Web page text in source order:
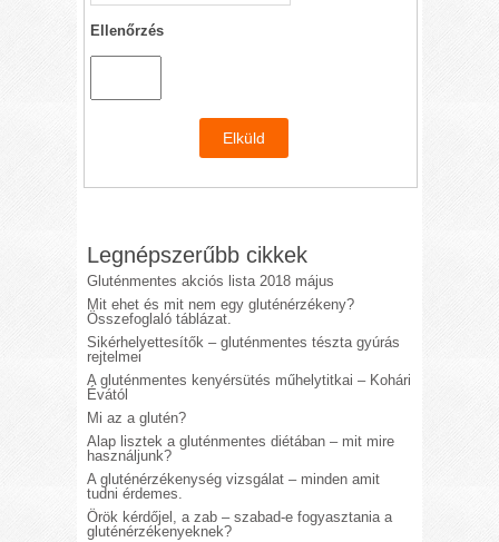
Ellenőrzés
Legnépszerűbb cikkek
Gluténmentes akciós lista 2018 május
Mit ehet és mit nem egy gluténérzékeny?
Összefoglaló táblázat.
Sikérhelyettesítők – gluténmentes tészta gyúrás
rejtelmei
A gluténmentes kenyérsütés műhelytitkai – Kohári
Évától
Mi az a glutén?
Alap lisztek a gluténmentes diétában – mit mire
használjunk?
A gluténérzékenység vizsgálat – minden amit
tudni érdemes.
Örök kérdőjel, a zab – szabad-e fogyasztania a
gluténérzékenyeknek?